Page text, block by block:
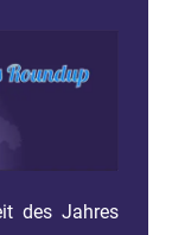
des Jahres